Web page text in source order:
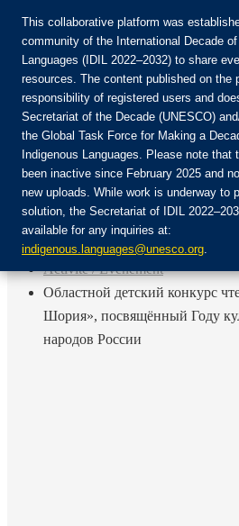
Rejoignez la communauté :
Login
FR
EN
ES
RU
Accueil
Activité / Événement
Областной детский конкурс
Шория», посвящённый Году
народов России
This collaborative platform was
community of the International Decade
Languages (IDIL 2022–2032) to share
resources. The content published on the
responsibility of registered users and
Secretariat of the Decade (UNESCO)
the Global Task Force for Making a
Indigenous Languages. Please note that
been inactive since February 2025 and
new uploads. While work is underway to
solution, the Secretariat of IDIL
available for any inquiries at:
indigenous.languages@unesco.org.